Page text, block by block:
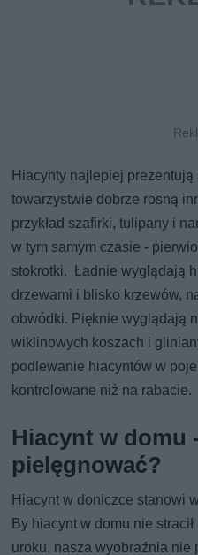
Hiacynty najlepiej prezentują
towarzystwie dobrze rosną
przykład szafirki, tulipany i
w tym samym czasie -
stokrotki. Ładnie wyglądają
drzewami i blisko krzewów,
obwódki. Pięknie wyglądają
wiklinowych koszach i
podlewanie hiacyntów w
kontrolowane niż na rabacie.
Hiacynt w domu
pielęgnować?
Hiacynt w doniczce stanowi
By hiacynt w domu nie
uroku, nasza wyobraźnia nie